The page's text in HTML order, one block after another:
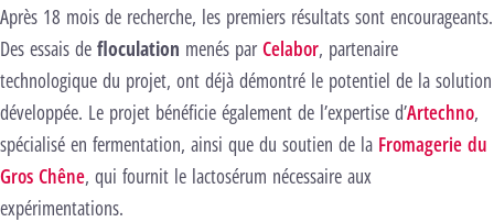
Après 18 mois de recherche, les premiers résultats sont encourageants.
Des essais de floculation menés parCelabor, partenaire
technologique du projet, ont déjà démontré le potentiel de la solution
développée. Le projet bénéficie également de l’expertise d’Artechno,
spécialisé en fermentation, ainsi que du soutien de la Fromagerie du
Gros Chêne, qui fournit le lactosérum nécessaire aux
expérimentations.